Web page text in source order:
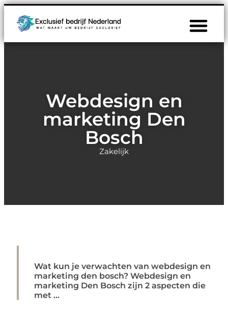
Webdesign en
marketing Den
Bosch
Zakelijk
Wat kun je verwachten van webdesign en
marketing den bosch? Webdesign en
marketing Den Bosch zijn 2 aspecten die
met ...